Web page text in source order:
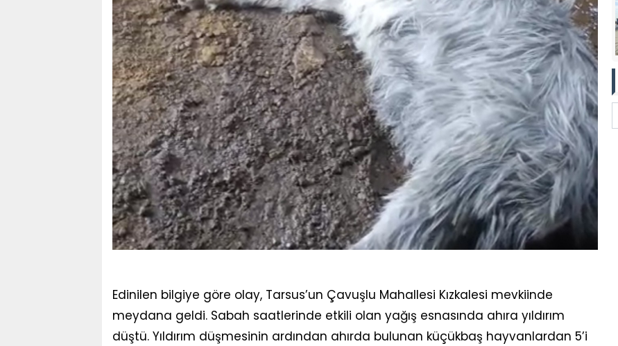
Edinilen bilgiye göre olay, Tarsus’un Çavuşlu Mahallesi Kızkalesi mevkiinde
meydana geldi. Sabah saatlerinde etkili olan yağış esnasında ahıra yıldırım
düştü. Yıldırım düşmesinin ardından ahırda bulunan küçükbaş hayvanlardan 5’i